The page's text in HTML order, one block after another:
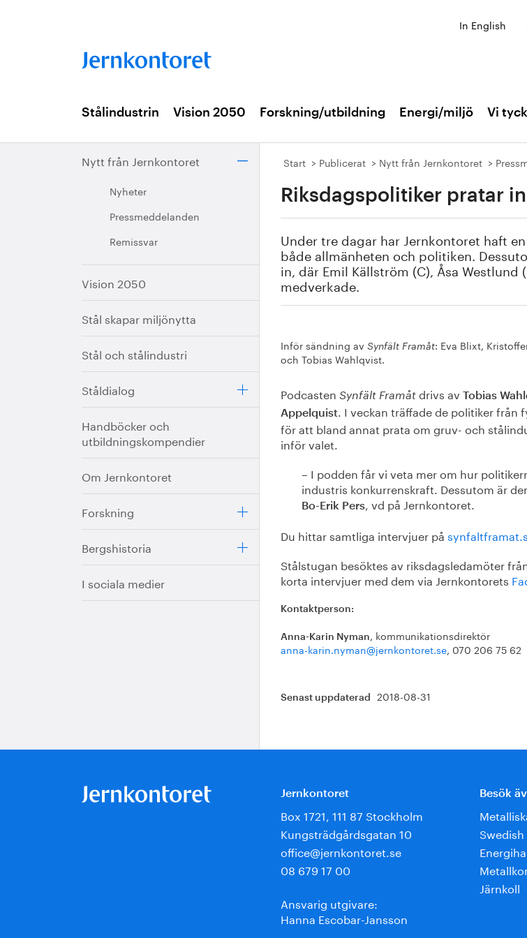
In English
Stålindustrin Vision 2050 Forskning/utbildning Energi/miljö Vi
Nytt från Jernkontoret
Nyheter
Pressmeddelanden
Remissvar
Vision 2050
Stål skapar miljönytta
Stål och stålindustri
Ståldialog
Handböcker och
utbildningskompendier
Om Jernkontoret
Forskning
Bergshistoria
I sociala medier
Start Publicerat Nytt från Jernkontoret
Riksdagspolitiker pratar
Under tre dagar har Jernkontoret haft
både allmänheten och politiken.
in, där Emil Källström (C), Åsa Westlund
medverkade.
Inför sändning av Synfält Framåt: Eva Blixt,
och Tobias Wahlqvist.
Podcasten Synfält Framåt drivs av Tobias
Appelquist. I veckan träffade de politiker från
för att bland annat prata om gruv- och
inför valet.
– I podden får vi veta mer om hur
industris konkurrenskraft. Dessutom är
Bo-Erik Pers, vd på Jernkontoret.
Du hittar samtliga intervjuer på
Stålstugan besöktes av riksdagsledamöter
korta intervjuer med dem via Jernkontorets
Kontaktperson:
Anna-Karin Nyman, kommunikationsdirektör
anna-karin.nyman@jernkontoret.se, 070 206 75 62
Senast uppdaterad 2018-08-31
Jernkontoret
Box 1721, 111 87 Stockholm
Kungsträdgårdsgatan 10
office@jernkontoret.se
08 679 17 00
Ansvarig utgivare:
Hanna Escobar-Jansson
Besök
Järnkoll